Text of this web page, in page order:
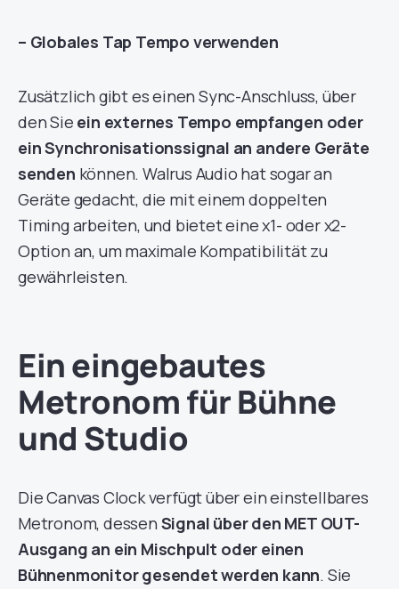
– Globales Tap Tempo verwenden
Zusätzlich gibt es einen Sync-Anschluss, über
den Sie ein externes Tempo empfangen oder
ein Synchronisationssignal an andere Geräte
senden können. Walrus Audio hat sogar an
Geräte gedacht, die mit einem doppelten
Timing arbeiten, und bietet eine x1- oder x2-
Option an, um maximale Kompatibilität zu
gewährleisten.
Ein eingebautes
Metronom für Bühne
und Studio
Die Canvas Clock verfügt über ein einstellbares
Metronom, dessen Signal über den MET OUT-
Ausgang an ein Mischpult oder einen
Bühnenmonitor gesendet werden kann. Sie